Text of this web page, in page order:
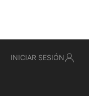
INICIAR SESIÓN